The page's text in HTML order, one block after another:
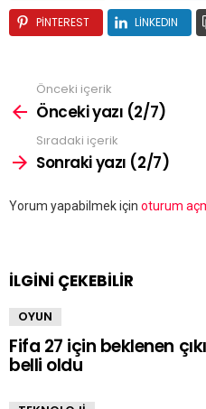
PINTEREST LINKEDIN
Önceki içerik
Önceki yazı (2/7)
Sıradaki içerik
Sonraki yazı (2/7)
Bir
Yorum yapabilmek için oturum
İLGİNİ ÇEKEBİLİR
OYUN
Fifa 27 için beklenen
belli oldu